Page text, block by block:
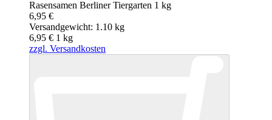
Rasensamen Berliner Tiergarten 1 kg
6,95 €
Versandgewicht: 1.10 kg
6,95 € 1 kg
zzgl. Versandkosten